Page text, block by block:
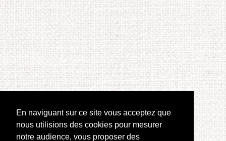
En naviguant sur ce site vous acceptez que
nous utilisions des cookies pour mesurer
notre audience, vous proposer des